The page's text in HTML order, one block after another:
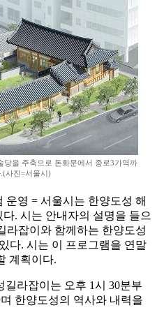
을 주축으로 돈화문에서 종로3가역까
사진=서울시)
영 = 서울시는 한양도성 해
. 시는 안내자의 설명을 들으
라잡이와 함께하는 한양도성
다. 시는 이 프로그램을 연말
계획이다.
라잡이는 오후 1시 30분부
한양도성의 역사와 내력을